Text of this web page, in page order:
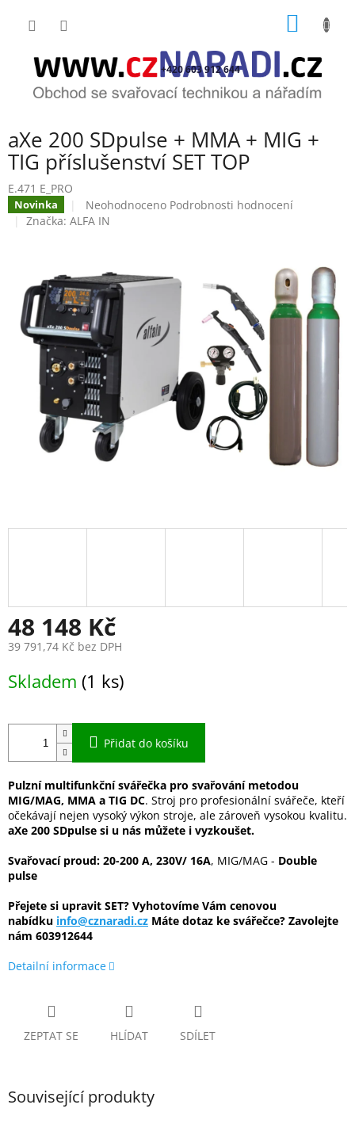
+420 603 912 644
aXe 200 SDpulse + MMA + MIG +
TIG příslušenství SET TOP
E.471 E_PRO
Novinka
Průměrné
hodnocení
z
5
hvězdiček.
Neohodnoceno Podrobnosti hodnocení
Značka: ALFA IN
48 148 Kč
39 791,74 Kč bez DPH
cena:
Skladem (1 ks)
Přidat do košíku
Pulzní multifunkční svářečka pro svařování metodou
MIG/MAG, MMA a TIG DC. Stroj pro profesionální svářeče, kteří
očekávají nejen vysoký výkon stroje, ale zároveň vysokou kvalitu.
aXe 200 SDpulse si u nás můžete i vyzkoušet.
Svařovací proud: 20-200 A, 230V/ 16A, MIG/MAG - Double
pulse
Přejete si upravit SET? Vyhotovíme Vám cenovou
nabídku info@cznaradi.cz Máte dotaz ke svářečce? Zavolejte
nám 603912644
Detailní informace
ZEPTAT SE HLÍDAT SDÍLET
Související produkty